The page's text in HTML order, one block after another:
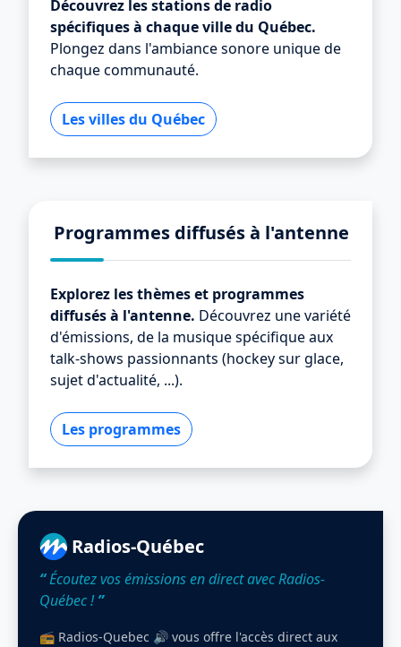
Découvrez les stations de radio
spécifiques à chaque ville du Québec.
Plongez dans l'ambiance sonore unique de
chaque communauté.
Les villes du Québec
Programmes diffusés à l'antenne
Explorez les thèmes et programmes
diffusés à l'antenne. Découvrez une variété
d'émissions, de la musique spécifique aux
talk-shows passionnants (hockey sur glace,
sujet d'actualité, ...).
Les programmes
Radios-Québec
“Écoutez vos émissions en direct avec Radios-
Québec !”
📻 Radios-Quebec 🔊 vous offre l'accès direct aux